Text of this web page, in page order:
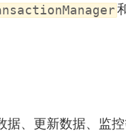
、更新数据、监控